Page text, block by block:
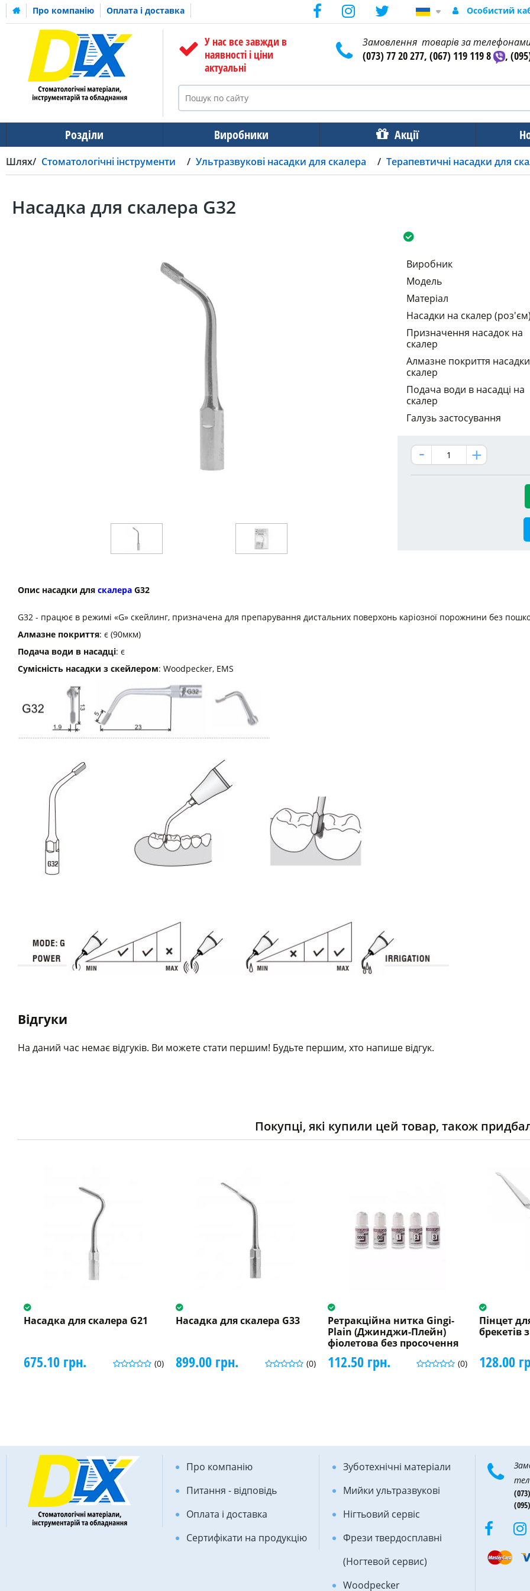
Про компанію Оплата і доставка Особистий
У нас все завжди в
наявності і ціни
актуальні
Замовлення товарів за
(073) 77 20 277, (067) 119 119 8 ,
Розділи Виробники Акції
Шлях Стоматологічні інструменти Ультразвукові насадки для скалера Терапевтичні насадки для
Насадка для скалера G32
Виробник
Модель
Матеріал
Насадки на скалер (роз'єм)
Призначення насадок на
скалер
Алмазне покриття
скалер
Подача води в насадці на
скалер
Галузь застосування
Опис насадки для скалера G32
G32 - працює в режимі «G» скейлинг, призначена для препарування дистальних поверхонь каріозної порожнини без
Алмазне покриття: є (90мкм)
Подача води в насадці: є
Сумісність насадки з скейлером: Woodpecker, EMS
Відгуки
На даний час немає відгуків. Ви можете стати першим! Будьте першим, хто напише відгук.
Покупці, які купили цей товар, також
Насадка для скалера G21
(0)
675.10 грн.
Насадка для скалера G33
(0)
899.00 грн.
Ретракційна нитка Gingi-
Plain (Джинджи-Плейн)
фіолетова без просочення
(0)
112.50 грн.
Пінцет
брекетів
128.00
Про компанію
Питання - відповідь
Оплата і доставка
Сертифікати на продукцію
Зуботехнічні матеріали
Мийки ультразвукові
Нігтьовий сервіс
Фрези твердосплавні
(Ногтевой сервис)
Woodpecker